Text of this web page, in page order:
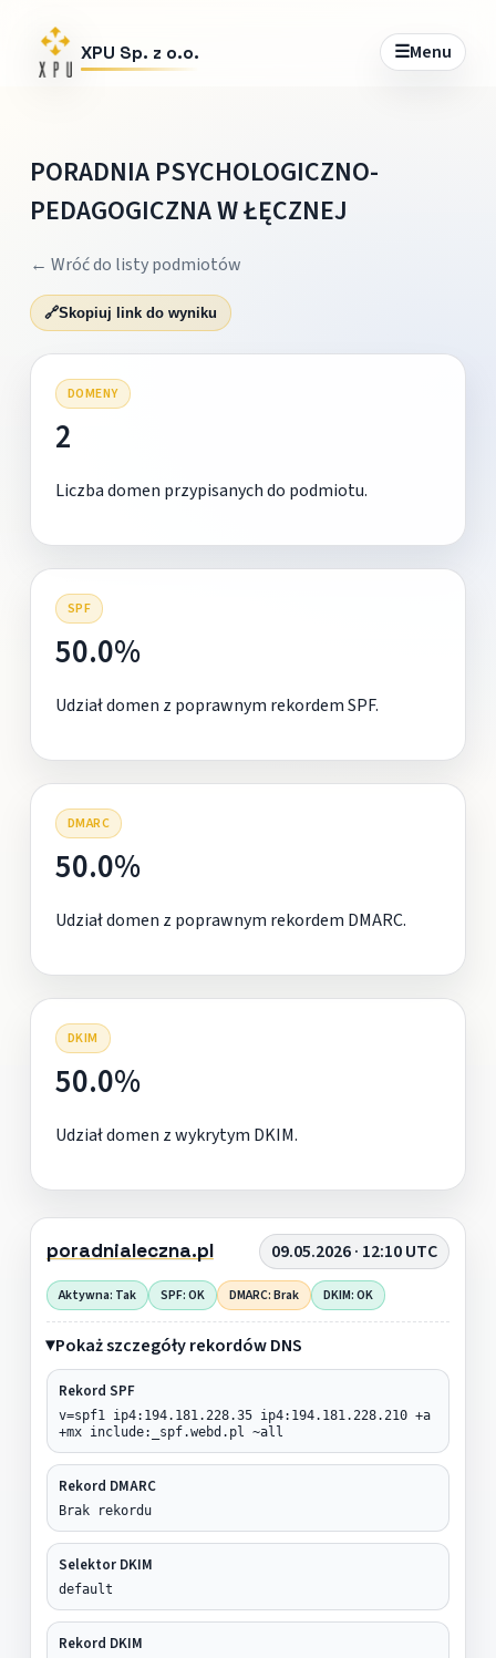
XPU Sp. z o.o. ☰Menu
PORADNIA PSYCHOLOGICZNO-
PEDAGOGICZNA W ŁĘCZNEJ
← Wróć do listy podmiotów
🔗Skopiuj link do wyniku
DOMENY
2
Liczba domen przypisanych do podmiotu.
SPF
50.0%
Udział domen z poprawnym rekordem SPF.
DMARC
50.0%
Udział domen z poprawnym rekordem DMARC.
DKIM
50.0%
Udział domen z wykrytym DKIM.
poradnialeczna.pl 09.05.2026 · 12:10 UTC
Aktywna: Tak SPF: OK DMARC: Brak DKIM: OK
Pokaż szczegóły rekordów DNS
Rekord SPF
v=spf1 ip4:194.181.228.35 ip4:194.181.228.210 +a
+mx include:_spf.webd.pl ~all
Rekord DMARC
Brak rekordu
Selektor DKIM
default
Rekord DKIM